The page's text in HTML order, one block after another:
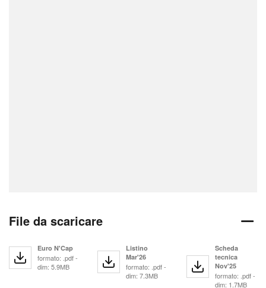
File da scaricare
Euro N'Cap
formato: .pdf -
dim: 5.9MB
Listino
Mar'26
formato: .pdf -
dim: 7.3MB
Scheda
tecnica
Nov'25
formato: .pdf -
dim: 1.7MB